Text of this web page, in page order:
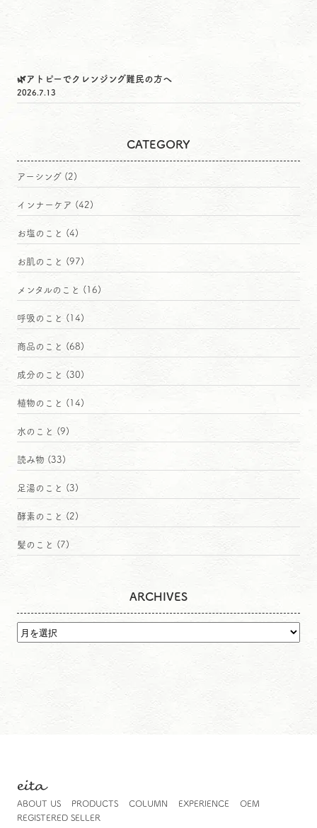
🌿アトピーでクレンジング難民の方へ
2026.7.13
CATEGORY
アーシング (2)
インナーケア (42)
お塩のこと (4)
お肌のこと (97)
メンタルのこと (16)
呼吸のこと (14)
商品のこと (68)
成分のこと (30)
植物のこと (14)
水のこと (9)
読み物 (33)
足湯のこと (3)
酵素のこと (2)
髪のこと (7)
ARCHIVES
eita
ABOUT US PRODUCTS COLUMN EXPERIENCE
OEM
REGISTERED SELLER